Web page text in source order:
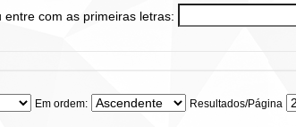
entre com as primeiras letras:
Em ordem: Resultados/Página